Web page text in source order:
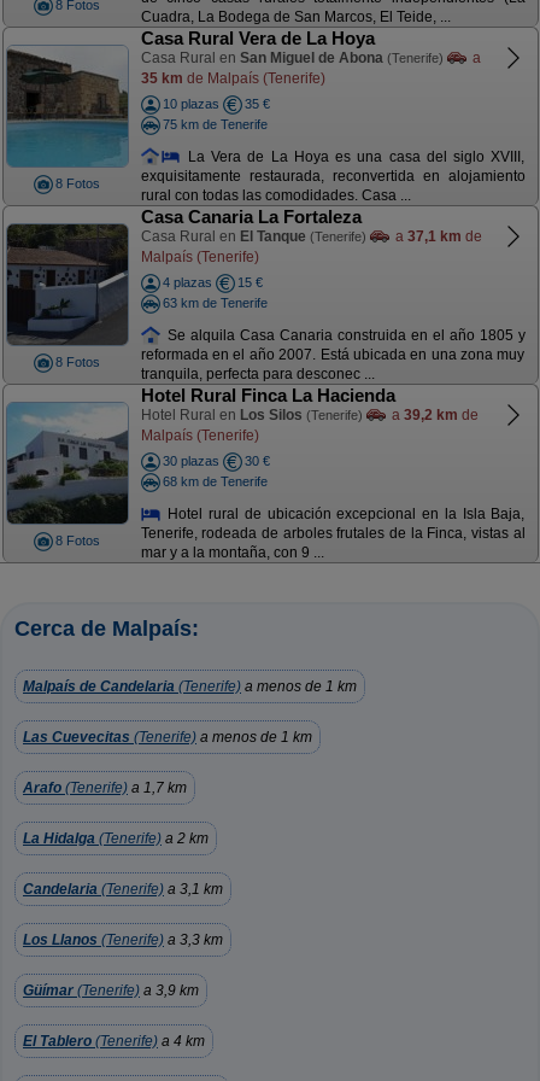
8 Fotos
Cuadra, La Bodega de San Marcos, El Teide, ...
8 Fotos
Casa Rural Vera de La Hoya
Casa Rural en San Miguel de Abona (Tenerife)
a
35 km de Malpaís (Tenerife)
10 plazas
35 €
75 km de Tenerife
La Vera de La Hoya es una casa del siglo XVIII,
exquisitamente restaurada, reconvertida en alojamiento
rural con todas las comodidades. Casa ...
8 Fotos
Casa Canaria La Fortaleza
Casa Rural en El Tanque (Tenerife) a 37,1 km de
Malpaís (Tenerife)
4 plazas
15 €
63 km de Tenerife
Se alquila Casa Canaria construida en el año 1805 y
reformada en el año 2007. Está ubicada en una zona muy
tranquila, perfecta para desconec ...
8 Fotos
Hotel Rural Finca La Hacienda
Hotel Rural en Los Silos (Tenerife) a 39,2 km de
Malpaís (Tenerife)
30 plazas
30 €
68 km de Tenerife
Hotel rural de ubicación excepcional en la Isla Baja,
Tenerife, rodeada de arboles frutales de la Finca, vistas al
mar y a la montaña, con 9 ...
Cerca de Malpaís:
Malpaís de Candelaria (Tenerife) a menos de 1 km
Las Cuevecitas (Tenerife) a menos de 1 km
Arafo (Tenerife) a 1,7 km
La Hidalga (Tenerife) a 2 km
Candelaria (Tenerife) a 3,1 km
Los Llanos (Tenerife) a 3,3 km
Güímar (Tenerife) a 3,9 km
El Tablero (Tenerife) a 4 km